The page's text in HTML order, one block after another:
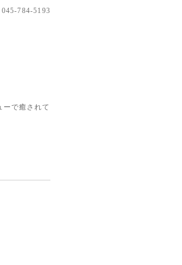
784-5193
ーで癒されて